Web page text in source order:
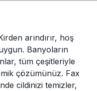
arındırır, hoş
Banyoların
tüm çeşitleriyle
çözümünüz. Fax
cildinizi temizler,